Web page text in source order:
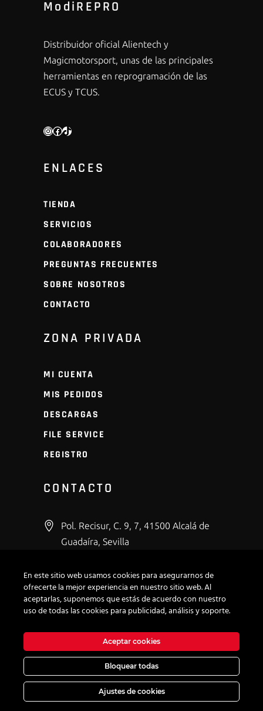
ModiREPRO
Distribuidor oficial Alientech y
Magicmotorsport, unas de las principales
herramientas en reprogramación de las
ECUS y TCUS.
INSTAGRAM
FACEBOOK
TIKTOK
ENLACES
TIENDA
SERVICIOS
COLABORADORES
PREGUNTAS FRECUENTES
SOBRE NOSOTROS
CONTACTO
ZONA PRIVADA
MI CUENTA
MIS PEDIDOS
DESCARGAS
FILE SERVICE
REGISTRO
CONTACTO
Pol. Recisur, C. 9, 7, 41500 Alcalá de
Guadaíra, Sevilla
info@modirepro.com
Política de privacidad|
|Términos y condiciones|Ajustes de cookies| © 2023
· Todos los derechos reservados.
En este sitio web usamos cookies para asegurarnos de
ofrecerte la mejor experiencia en nuestro sitio web. Al
aceptarlas, suponemos que estás de acuerdo con nuestro
uso de todas las cookies para publicidad, análisis y soporte.
Aceptar cookies
Bloquear todas
Ajustes de cookies